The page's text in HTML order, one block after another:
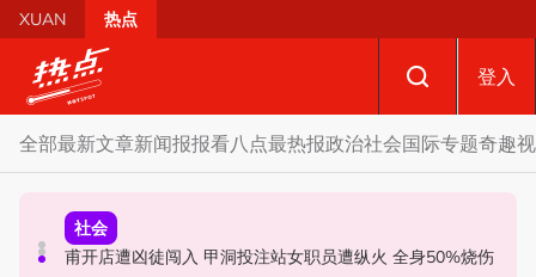
Skip to main content
XUAN 热点
登入
全部最新文章新闻报报看八点最热报政治社会国际专题奇趣
政治
促土团回应最高理事会成员是否“够数” 端依布拉欣：恐连
政治
哈迪“土团已自动退出国盟论”惹议 达基尤丁：伊党准备好
社会
甫开店遭凶徒闯入 甲洞投注站女职员遭纵火 全身50%烧伤